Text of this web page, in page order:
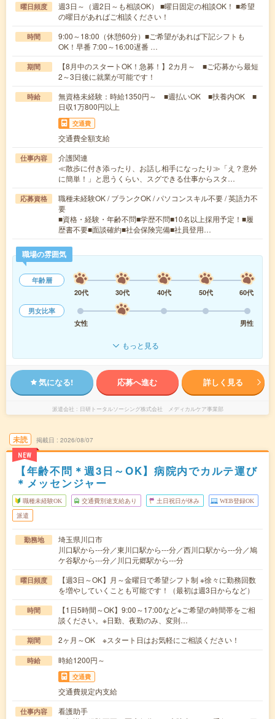
曜日頻度
週3日～（週2日～も相談OK） ■曜日固定の相談OK！ ■希望
の曜日があればご相談ください！
時間
9:00～18:00（休憩60分）■ご希望があれば下記シフトも
OK！早番 7:00～16:00遅番 …
期間
【8月中のスタートOK！急募！】2カ月～ ■ご応募から最短
2～3日後に就業が可能です！
時給
無資格未経験：時給1350円～ ■週払いOK ■扶養内OK ■
日収1万800円以上
交通費
交通費全額支給
仕事内容
介護関連
≪散歩に付き添ったり、お話し相手になったり≫「え？意外
に簡単！」と思うくらい、スグできる仕事からスタ…
応募資格
職種未経験OK / ブランクOK / パソコンスキル不要 / 英語力不
要
■資格・経験・年齢不問■学歴不問■10名以上採用予定！■履
歴書不要■面談確約■社会保険完備■社員登用…
職場の雰囲気
年齢層
20代
30代 40代 50代
60代
男女比率
女性
男性
もっと見る
気になる! 応募へ進む 詳しく見る
派遣会社 日研トータルソーシング株式会社 メディカルケア事業部
未読
NEW
掲載日 2026/08/07
【年齢不問＊週3日～OK】病院内でカルテ運び
＊メッセンジャー
職種未経験OK 交通費別途支給あり 土日祝日が休み WEB登録OK
派遣
勤務地
埼玉県川口市
川口駅から---分／東川口駅から---分／西川口駅から---分／鳩
ケ谷駅から---分／川口元郷駅から---分
曜日頻度
【週3日～OK】月～金曜日で希望シフト制 ※徐々に勤務回数
を増やしていくことも可能です！（最初は週3日からなど）
時間
【1日5時間～OK】9:00～17:00など※ご希望の時間帯をご相
談ください。※日勤、夜勤のみ、変則…
期間 2ヶ月～OK ※スタート日はお気軽にご相談ください！
時給 時給1200円～
交通費
交通費規定内支給
仕事内容
看護助手